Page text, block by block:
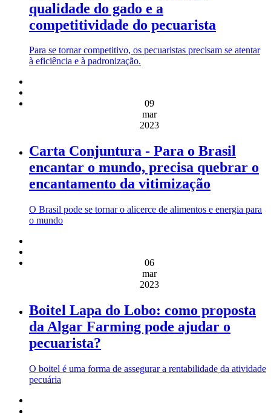
qualidade do gado e a
competitividade do pecuarista
Para se tornar competitivo, os pecuaristas precisam se atentar
à eficiência e à padronização.
09
mar
2023
Carta Conjuntura - Para o Brasil
encantar o mundo, precisa quebrar o
encantamento da vitimização
O Brasil pode se tornar o alicerce de alimentos e energia para
o mundo
06
mar
2023
Boitel Lapa do Lobo: como proposta
da Algar Farming pode ajudar o
pecuarista?
O boitel é uma forma de assegurar a rentabilidade da atividade
pecuária